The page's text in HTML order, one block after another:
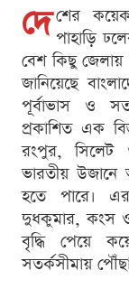
দে শের
পাহাড়ি
বেশ কিছু জেলায়
জানিয়েছে
পূর্বাভাস ও
প্রকাশিত এক
রংপুর, সিলেট
ভারতীয় উজানে
হতে পারে।
দুধকুমার, কংস ও
বৃদ্ধি পেয়ে
সতর্কসীমায়